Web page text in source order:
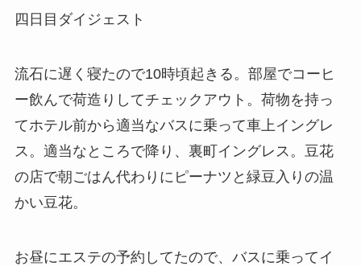
四日目ダイジェスト
流石に遅く寝たので10時頃起きる。部屋でコーヒ
ー飲んで荷造りしてチェックアウト。荷物を持っ
てホテル前から適当なバスに乗って車上イングレ
ス。適当なところで降り、裏町イングレス。豆花
の店で朝ごはん代わりにピーナツと緑豆入りの温
かい豆花。
お昼にエステの予約してたので、バスに乗ってイ